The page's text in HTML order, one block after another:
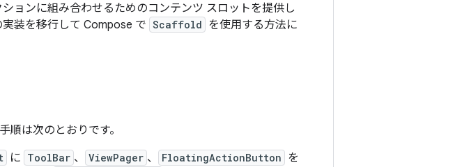
ョンに組み合わせるためのコンテンツ スロットを提供し
実装を移行して Compose で Scaffold を使用する方法に
順は次のとおりです。
に ToolBar 、 ViewPager 、 FloatingActionButton を